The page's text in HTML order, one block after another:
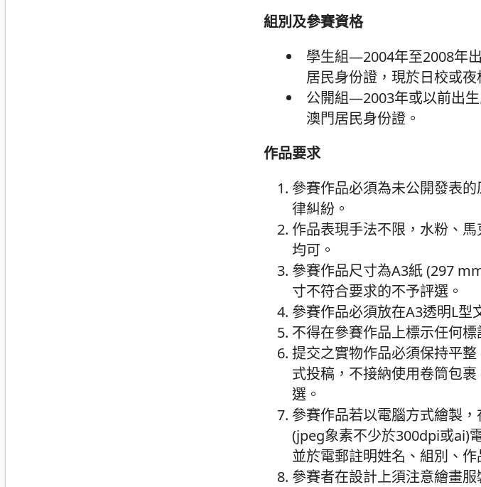
組別及參賽資格
學生組—2004年至2008年
居民身份證，現於日校或夜
公開組—2003年或以前出
澳門居民身份證。
作品要求
參賽作品必須為未公開發表
律糾紛。
作品表現手法不限，水粉、
均可。
參賽作品尺寸為A3紙 (297
寸不符合要求的不予評選。
參賽作品必須放在A3透明L型
不得在參賽作品上標示任何標
提交之實物作品必須保持平
式投稿，不接納使用卷筒包
選。
參賽作品若以電腦方式繪製
(jpeg象素不少於300dpi或ai)
並於電郵註明姓名、組別、作
參賽者在設計上須注意繪畫服